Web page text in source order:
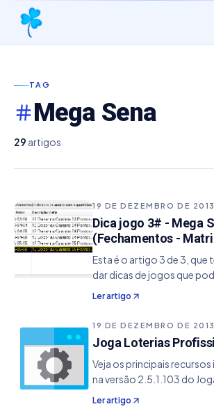
TAG
Mega Sena
29 artigos
19 DE DEZEMBRO DE 2013
Dica jogo 3# - Mega
(Fechamentos -
Esta é o artigo 3 de 3, que
dar dicas de jogos que
para a Mega Sena da
conceito vale para a Mega
assim como para outros
seja feita a…
Ler artigo
19 DE DEZEMBRO DE 2013
Joga Loterias
Veja os principais
na versão 2.5.1.103 do
Profissional. - Corrigido
da Estatística da Zona
Ler artigo